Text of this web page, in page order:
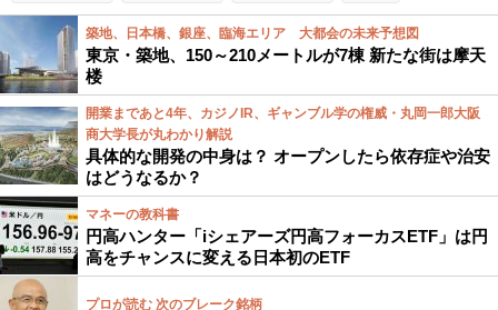
築地、日本橋、銀座、臨海エリア 大都会の未来予想図
東京・築地、150～210メートルが7棟 新たな街は摩天
楼
開業まであと4年、カジノIR、ギャンブル学の権威・丸岡一郎大阪
商大学長が丸わかり解説
具体的な開発の中身は？ オープンしたら依存症や治安
はどうなるか？
マネーの教科書
円高ハンター「iシェアーズ円高フォーカスETF」は円
高をチャンスに変える日本初のETF
プロが読む 次のブレーク銘柄